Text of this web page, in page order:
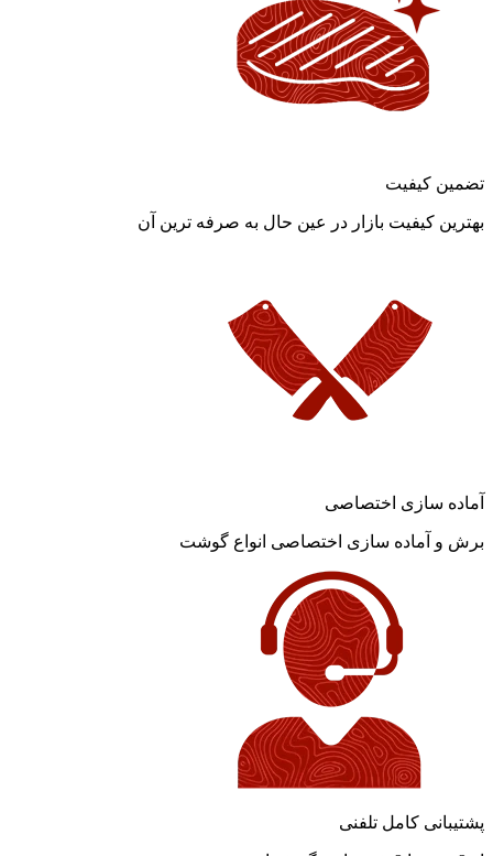
تضمین کیفیت
بهترین کیفیت بازار در عین حال به صرفه ترین آن
آماده سازی اختصاصی
برش و آماده سازی اختصاصی انواع گوشت
پشتیبانی کامل تلفنی